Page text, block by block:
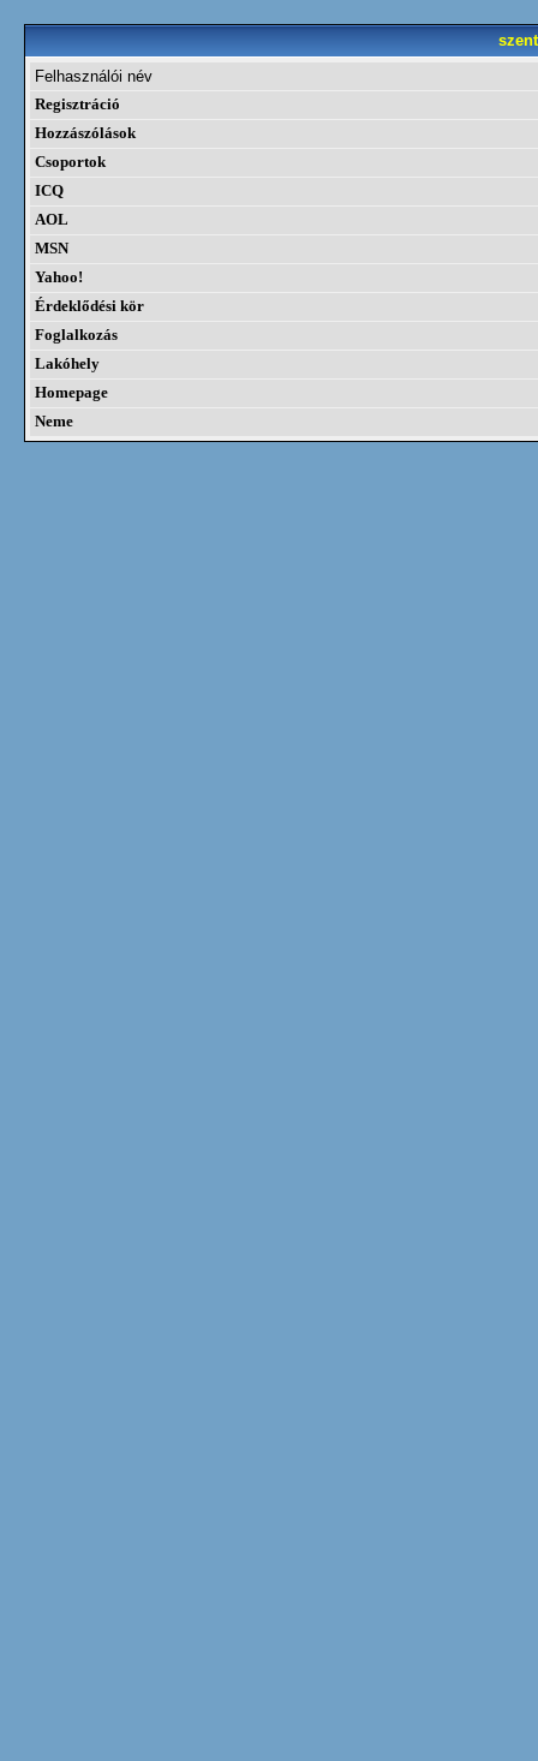
Felhasználói név
Regisztráció
Hozzászólások
Csoportok
ICQ
AOL
MSN
Yahoo!
Érdeklődési kör
Foglalkozás
Lakóhely
Homepage
Neme